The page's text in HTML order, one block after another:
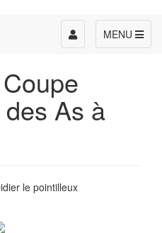
MENU
Toggle
navigation
As à
le pointilleux